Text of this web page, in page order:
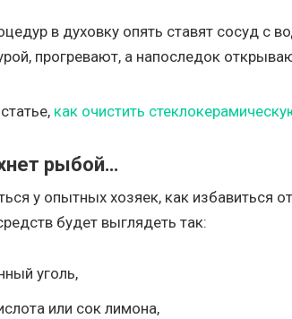
в духовку опять ставят сосуд с
прогревают, а напоследок
как очистить
рыбой…
у опытных хозяек, как избавиться
будет выглядеть так:
уголь,
или сок лимона,